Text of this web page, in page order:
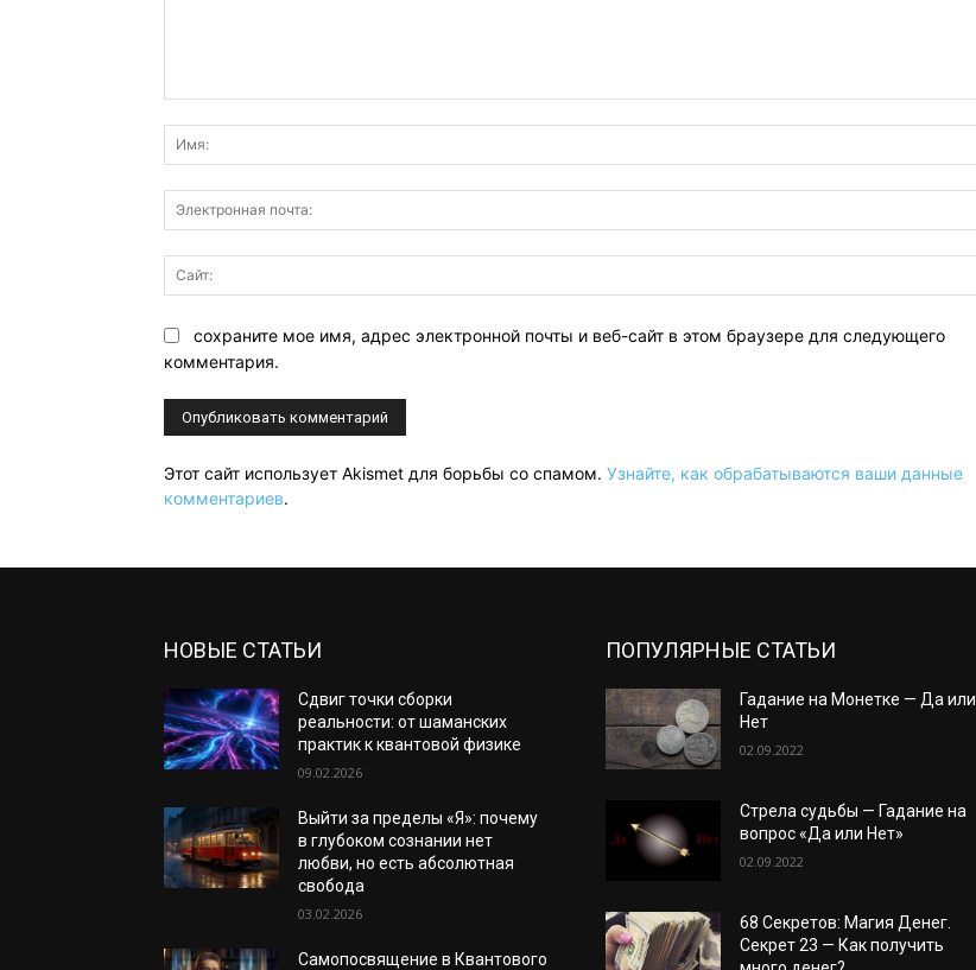
сохраните мое имя, адрес электронной почты и веб-сайт в этом браузере для следующего
комментария.
Этот сайт использует Akismet для борьбы со спамом. Узнайте, как обрабатываются ваши данные
комментариев.
НОВЫЕ СТАТЬИ
Сдвиг точки сборки
реальности: от шаманских
практик к квантовой физике
09.02.2026
Выйти за пределы «Я»: почему
в глубоком сознании нет
любви, но есть абсолютная
свобода
03.02.2026
Самопосвящение в Квантового
ПОПУЛЯРНЫЕ СТАТЬИ
Гадание на Монетке — Да или
Нет
02.09.2022
Стрела судьбы — Гадание на
вопрос «Да или Нет»
02.09.2022
68 Секретов: Магия Денег.
Секрет 23 — Как получить